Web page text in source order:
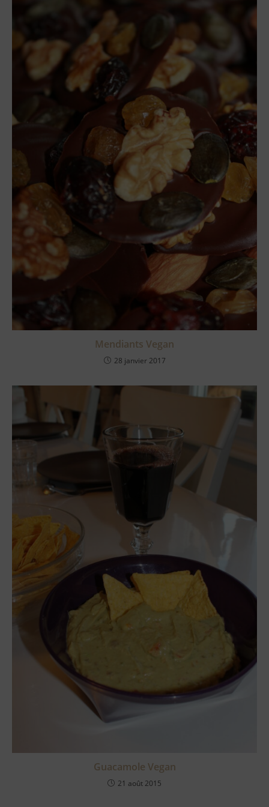
Mendiants Vegan
28 janvier 2017
Guacamole Vegan
21 août 2015